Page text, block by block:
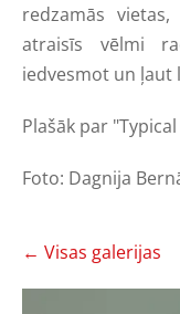
redzamās
atraisīs vēlmi
iedvesmot un ļaut
Plašāk par
Foto: Dagnija
Visas galerijas